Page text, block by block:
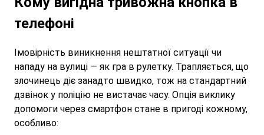
телефоні
Імовірність виникнення нештатної ситуації чи
нападу на вулиці — як гра в рулетку. Трапляється, що
злочинець діє занадто швидко, тож на стандартний
дзвінок у поліцію не вистачає часу. Опція виклику
допомоги через смартфон стане в пригоді кожному,
особливо: